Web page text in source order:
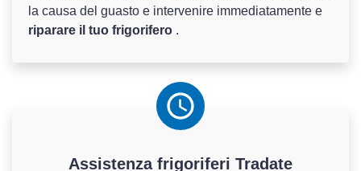
la causa del guasto e intervenire immediatamente e
riparare il tuo frigorifero .
Assistenza frigoriferi Tradate